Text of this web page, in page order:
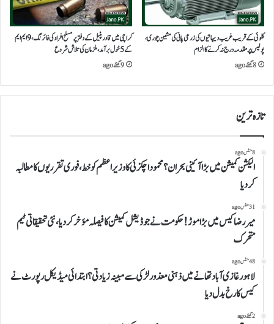
کلوئی کے قریب غریب دیہاتیوں کی زرعی پانی کی مشین چوری،
پولیس پر مقدمہ درج نہ کرنے کا الزام
8 گھنٹے ago
کراچی میں قادر پٹیل کے دفتر پر مسلح افراد کی فائرنگ، 9 ایم ایم
کے 5 خول برآمد، ملزمان کی تلاش شروع
9 گھنٹے ago
تازہ ترین
8 منٹس ago
الیکشن کمیشن میں بڑا آئینی بحران؟محموداچکزئی کاوزیراعظم کوخط،فوری تقرریوں کا مطالبہ
کردیا
31 منٹس ago
میررضاکیس میں بڑاموڑ!حکومت نے جوڈیشل کمیشن کافیصلہ مؤخر کردیا،نئی تحقیقاتی ٹیم
متحرک
48 منٹس ago
لاہورغازی آباد تھانے میں ذہنی معذور لڑکی سے مبینہ زیادتی؟ابتدائی میڈیکل رپورٹ نے
کیس کا رخ بدل دیا
2 گھنٹے ago